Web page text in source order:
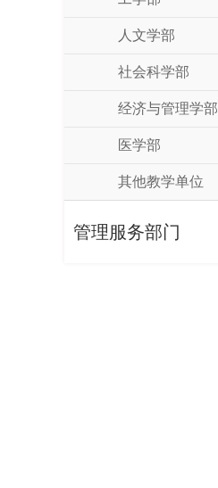
人文学部
社会科学部
经济与管理学部
医学部
其他教学单位
管理服务部门